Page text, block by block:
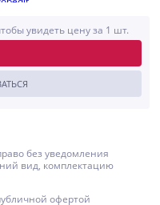
увидеть цену за 1 шт.
без уведомления
вид, комплектацию
офертой